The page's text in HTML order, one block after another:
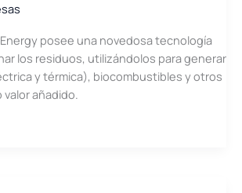
posee una novedosa tecnología
los residuos, utilizándolos para generar
y térmica), biocombustibles y otros
añadido.